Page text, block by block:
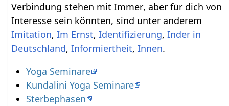
Verbindung stehen mit Immer‏‎, aber für dich von
Interesse sein könnten, sind unter anderem
, , ,Inder in
, ,
.
Yoga Seminare
Kundalini Yoga Seminare
Sterbephasen